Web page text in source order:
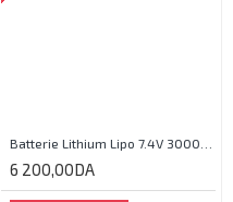
6 200,00DA